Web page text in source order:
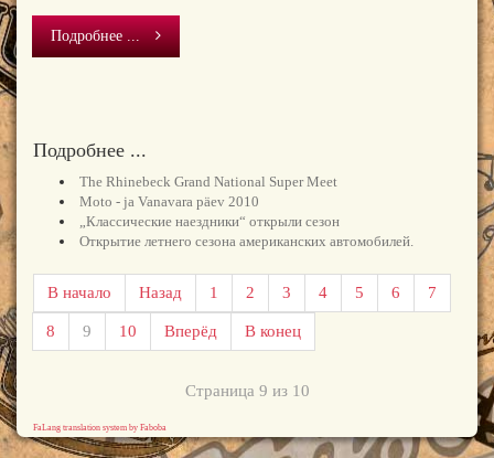
Подробнее ...
Подробнее ...
The Rhinebeck Grand National Super Meet
Moto - ja Vanavara päev 2010
„Классические наездники“ открыли сезон
Открытие летнего сезона американских автомобилей.
В начало Назад 1 2 3 4 5 6 7
8 9 10 Вперёд В конец
Страница 9 из 10
FaLang translation system by Faboba